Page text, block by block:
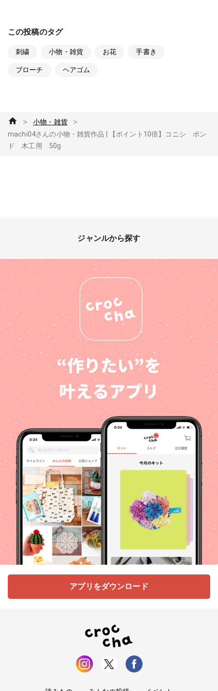
この投稿のタグ
刺繍 小物・雑貨 お花 手書き
ブローチ ヘアゴム
＞ 小物・雑貨 ＞
machi04さんの小物・雑貨作品 | 【ポイント10倍】コニシ ボン
ド 木工用 50g
ジャンルから探す
アプリをダウンロード